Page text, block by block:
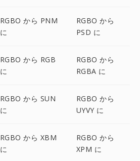
RGBO から PNM
に
RGBO から
PSD に
RGBO から RGB
に
RGBO から
RGBA に
RGBO から SUN
に
RGBO から
UYVY に
RGBO から XBM
に
RGBO から
XPM に